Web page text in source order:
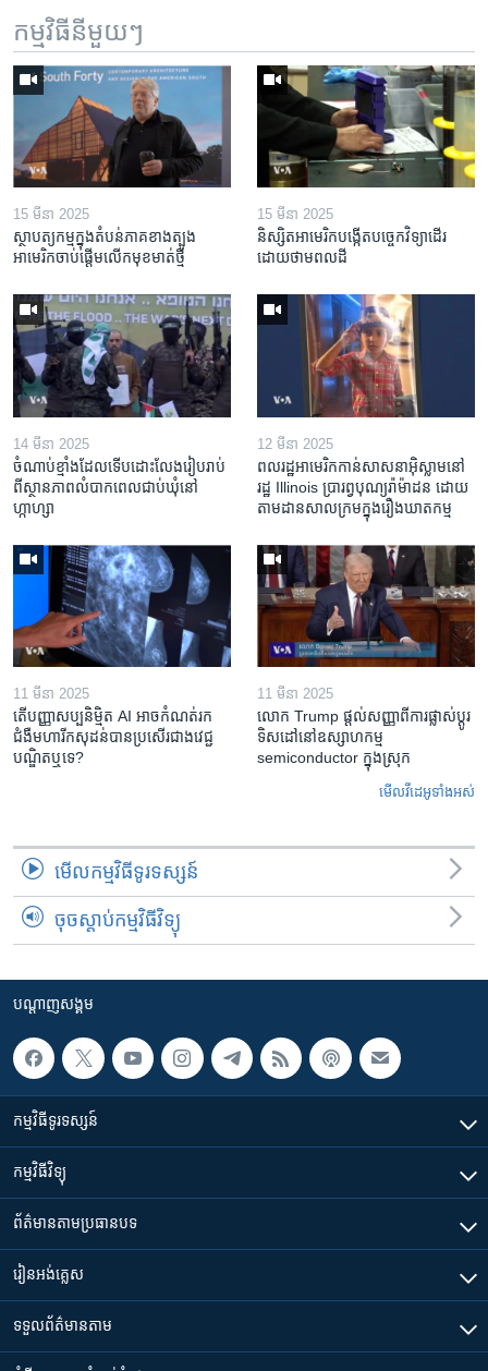
កម្មវិធី​នីមួយៗ
15 មីនា 2025
ស្ថាបត្យកម្ម​ក្នុង​តំបន់​ភាគ​ខាង​ត្បូង​
អាមេរិក​ចាប់ផ្តើម​លើក​មុខមាត់​ថ្មី
15 មីនា 2025
និស្សិត​អាមេរិក​បង្កើត​បច្ចេកវិទ្យា​ដើរ​
ដោយ​ថាមពល​ដី
14 មីនា 2025
ចំណាប់ខ្មាំង​ដែល​ទើប​ដោះលែង​រៀបរាប់​
ពី​ស្ថានភាព​​លំបាក​ពេល​ជាប់​ឃុំ​នៅ​
ហ្កាហ្សា
12 មីនា 2025
ពលរដ្ឋអាមេរិក​កាន់សាសនា​អ៊ិស្លាម​នៅ
រដ្ឋ Illinois ​ប្រារព្វបុណ្យរ៉ាម៉ាដន ​ដោយ​
តាម​ដាន​​សាលក្រមក្នុងរឿងឃាតកម្ម
11 មីនា 2025
តើ​បញ្ញាសប្បនិម្មិត​ AI អាច​កំណត់​រក​
ជំងឺមហារីក​សុដន់​បាន​ប្រសើរ​ជាង​វេជ្ជ
បណ្ឌិត​ឬ​ទេ?
11 មីនា 2025
លោក Trump ផ្តល់សញ្ញាពីការផ្លាស់ប្តូរ
ទិសដៅនៅឧស្សាហកម្ម
semiconductor ក្នុងស្រុក
មើល​វីដេអូ​ទាំង​អស់
មើល​កម្មវិធី​ទូរទស្សន៍
ចុចស្តាប់កម្មវិធីវិទ្យុ
បណ្តាញ​សង្គម
កម្មវិធី​ទូរទស្សន៍
កម្មវិធី​វិទ្យុ
ព័ត៌មាន​តាមប្រធានបទ​
រៀន​​អង់គ្លេស
ទទួល​ព័ត៌មាន​តាម